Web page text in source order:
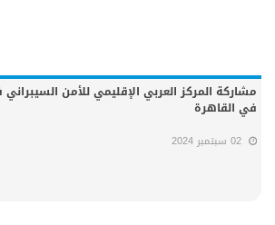
في القاهرة
02 سبتمبر 2024